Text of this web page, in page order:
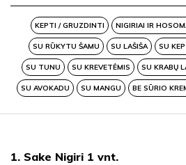
KEPTI / GRUZDINTI NIGIRIAI IR
SU RŪKYTU ŠAMU SU LAŠIŠA SU
SU TUNU SU KREVETĖMIS SU KRABŲ
SU AVOKADU SU MANGU BE SŪRIO
1. Sake Nigiri 1 vnt.